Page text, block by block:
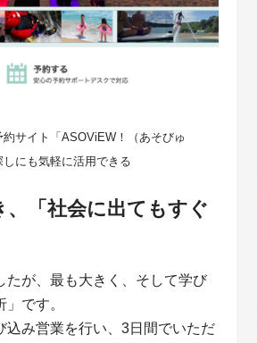
サイト「ASOViEW！（あそびゅ
にも気軽に活用できる
「社会に出てもすぐ
が、最も大きく、そして学び
です。
み営業を行い、3日間でいただ